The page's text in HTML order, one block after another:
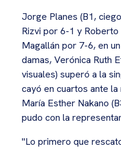
Jorge Planes (B1,
Rizvi por 6-1 y
Magallán por 7-6, en
damas, Verónica Ruth
visuales) superó a la
cayó en cuartos ante
María Esther Nakano
pudo con la
"Lo primero que